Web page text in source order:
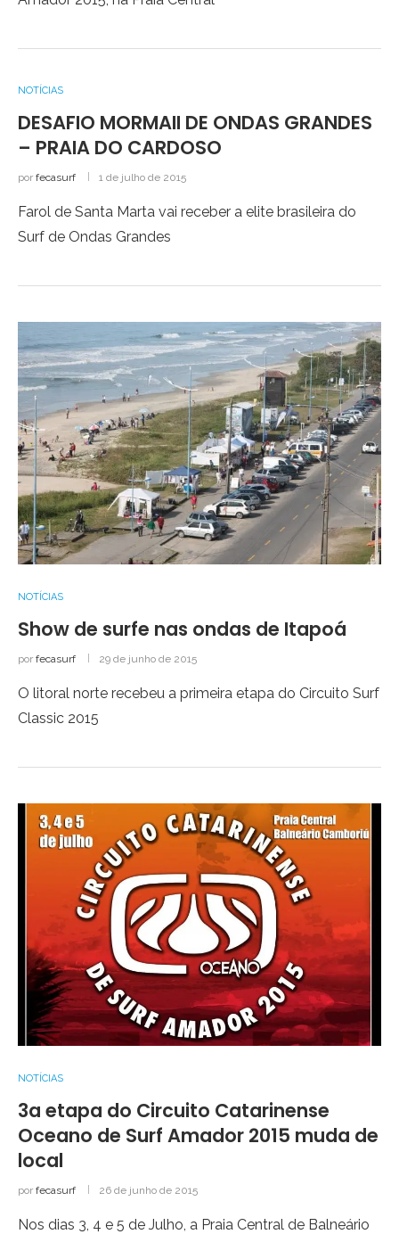
NOTÍCIAS
DESAFIO MORMAII DE ONDAS GRANDES
– PRAIA DO CARDOSO
por fecasurf 1 de julho de 2015
Farol de Santa Marta vai receber a elite brasileira do
Surf de Ondas Grandes
NOTÍCIAS
Show de surfe nas ondas de Itapoá
por fecasurf 29 de junho de 2015
O litoral norte recebeu a primeira etapa do Circuito Surf
Classic 2015
NOTÍCIAS
3a etapa do Circuito Catarinense
Oceano de Surf Amador 2015 muda de
local
por fecasurf 26 de junho de 2015
Nos dias 3, 4 e 5 de Julho, a Praia Central de Balneário